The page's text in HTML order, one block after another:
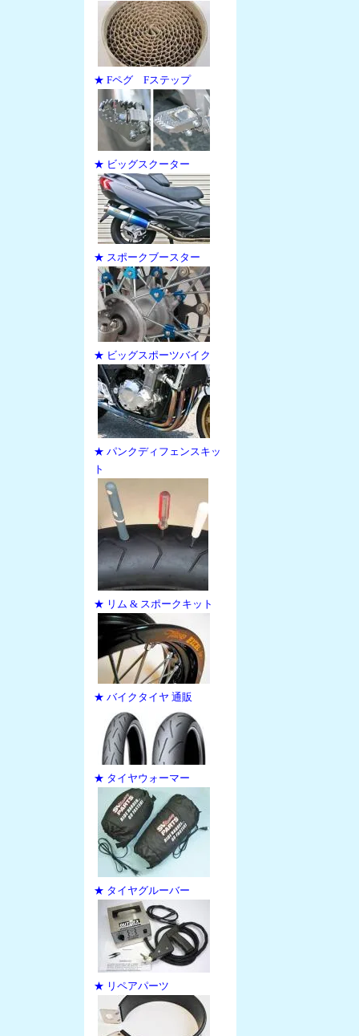
★ Fペグ Fステップ
★ ビッグスクーター
★ スポークブースター
★ ビッグスポーツバイク
★ パンクディフェンスキッ
ト
★ リム & スポークキット
★ バイクタイヤ 通販
★ タイヤウォーマー
★ タイヤグルーバー
★ リペアパーツ